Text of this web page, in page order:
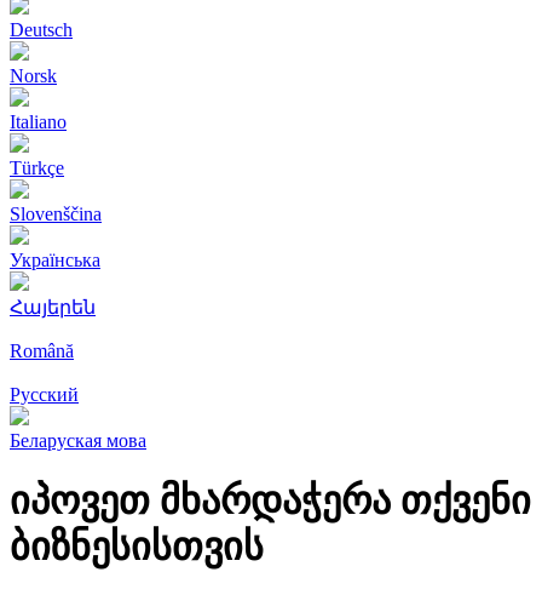
Deutsch
Norsk
Italiano
Türkçe
Slovenščina
Українська
Հայերեն
Română
Русский
Беларуская мова
იპოვეთ მხარდაჭერა თქვენი
ბიზნესისთვის